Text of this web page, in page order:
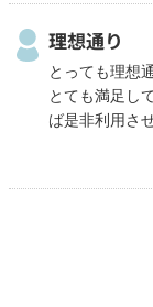
理想通り
とっても理想
とても満足し
ば是非利用さ